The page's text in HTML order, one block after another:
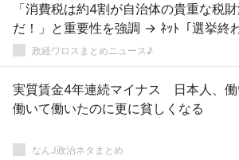
「消費税は約4割が自治体の貴重な税
だ！」と重要性を強調 → ﾈｯﾄ「選挙終
た途端これ」「これが自民党」ｗｗｗ
政経ワロスまとめニュース♪
実質賃金4年連続マイナス 日本人、働
働いて働いたのに更に貧しくなる
なんJ政治ネタまとめ